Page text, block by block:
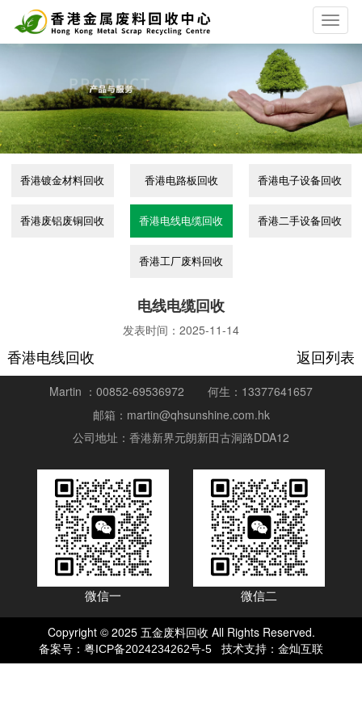
T
o
l
e
n
a
v
g
t
香港镀金材料回收 香港电路板回收 香港电子设备回收
香港废铝废铜回收 香港电线电缆回收 香港二手设备回收
香港工厂废料回收
电线电缆回收
发表时间： 2025-11-14
香港电线回收
返回列表
Martin ：00852-69536972
何生：13377641657
邮箱：martin@qhsunshine.com.hk
公司地址：香港新界元朗新田古洞路DDA12
微信一 微信二
Copyright © 2025 五金废料回收 All Rights Reserved.
备案号： 粤ICP备2024234262号-5 技术支持：金灿互联